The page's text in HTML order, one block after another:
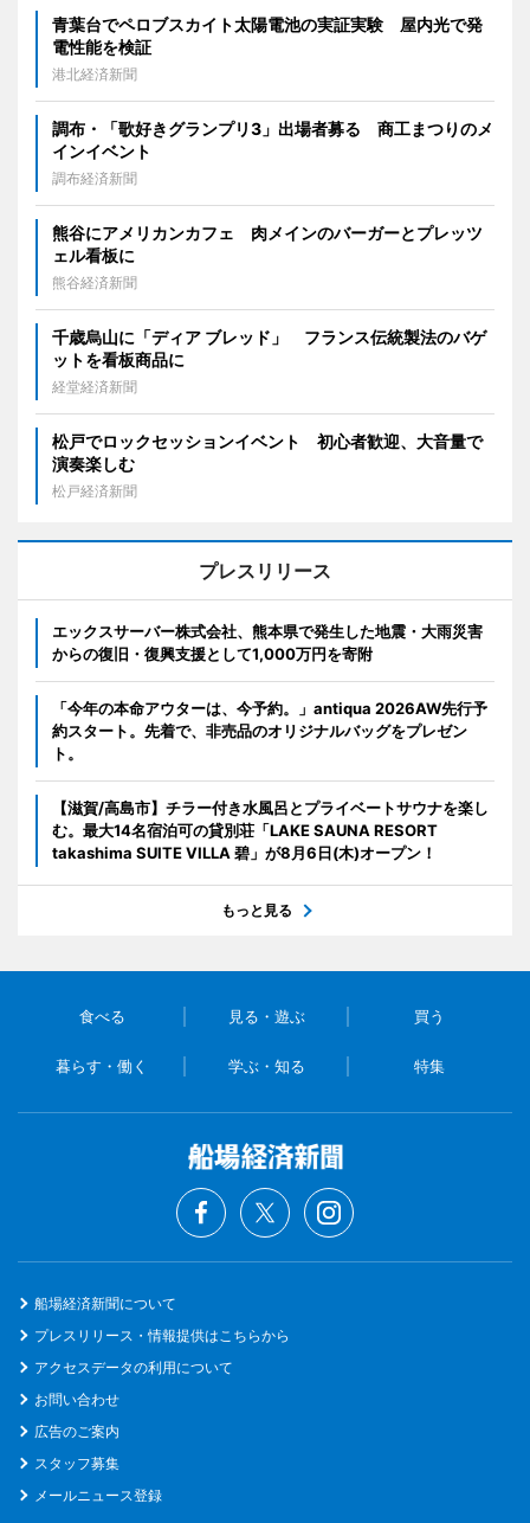
青葉台でペロブスカイト太陽電池の実証実験 屋内光で発
電性能を検証
港北経済新聞
調布・「歌好きグランプリ3」出場者募る 商工まつりのメ
インイベント
調布経済新聞
熊谷にアメリカンカフェ 肉メインのバーガーとプレッツ
ェル看板に
熊谷経済新聞
千歳烏山に「ディア ブレッド」 フランス伝統製法のバゲ
ットを看板商品に
経堂経済新聞
松戸でロックセッションイベント 初心者歓迎、大音量で
演奏楽しむ
松戸経済新聞
プレスリリース
エックスサーバー株式会社、熊本県で発生した地震・大雨災害
からの復旧・復興支援として1,000万円を寄附
「今年の本命アウターは、今予約。」antiqua 2026AW先行予
約スタート。先着で、非売品のオリジナルバッグをプレゼン
ト。
【滋賀/高島市】チラー付き水風呂とプライベートサウナを楽し
む。最大14名宿泊可の貸別荘「LAKE SAUNA RESORT
takashima SUITE VILLA 碧」が8月6日(木)オープン！
もっと見る
食べる 見る・遊ぶ 買う
暮らす・働く 学ぶ・知る 特集
船場経済新聞について
プレスリリース・情報提供はこちらから
アクセスデータの利用について
お問い合わせ
広告のご案内
スタッフ募集
メールニュース登録